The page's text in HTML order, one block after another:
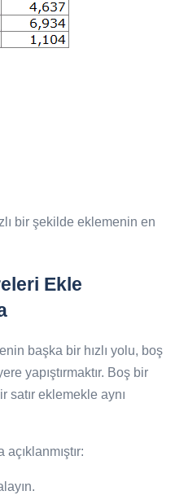
bir şekilde eklemenin en
Ekle
başka bir hızlı yolu, boş
yapıştırmaktır. Boş bir
satır eklemekle aynı
açıklanmıştır: